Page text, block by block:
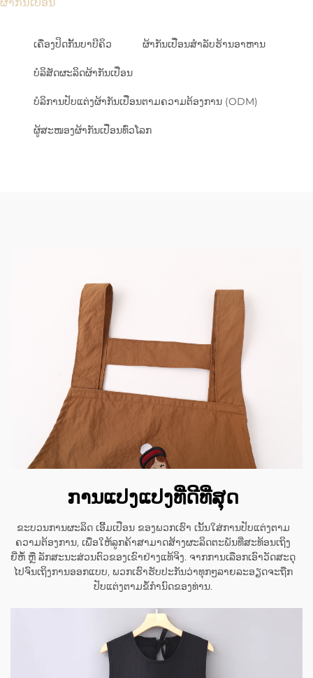
ເຄື່ອງປິດກັ້ນບາບີຄິວ ຜ້າກັນເປື່ອນສຳລັບຮ້ານອາຫານ
ບໍລິສັດຜະລິດຜ້າກັນເປື່ອນ
ບໍລິການປັບແຕ່ງຜ້າກັນເປື່ອນຕາມຄວາມຕ້ອງການ (ODM)
ຜູ້ສະໜອງຜ້າກັນເປື່ອນທົ່ວໂລກ
ການແປງແປງທີ່ດີທີ່ສຸດ
ຂະບວນການຜະລິດ ເອີ້ມເປືອນ ຂອງພວກເຮົາ ເນັ້ນໃສ່ການປັບແຕ່ງຕາມ
ຄວາມຕ້ອງການ, ເພື່ອໃຫ້ລູກຄ້າສາມາດສ້າງຜະລິດຕະພັນທີ່ສະທ້ອນເຖິງ
ຍີ່ຫໍ້ ຫຼື ລັກສະນະສ່ວນຕົວຂອງເຂົາຢ່າງແທ້ຈິງ. ຈາກການເລືອກເອົາວັດສະດຸ
ໄປຈົນເຖິງການອອກແບບ, ພວກເຮົາຮັບປະກັນວ່າທຸກໆລາຍລະອຽດຈະຖືກ
ປັບແຕ່ງຕາມຂໍ້ກຳນົດຂອງທ່ານ.